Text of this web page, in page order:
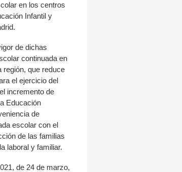
en los centros
Infantil y
de dichas
continuada en
región, que reduce
el ejercicio del
incremento de
Educación
de
escolar con el
de las familias
laboral y familiar.
de 24 de marzo,